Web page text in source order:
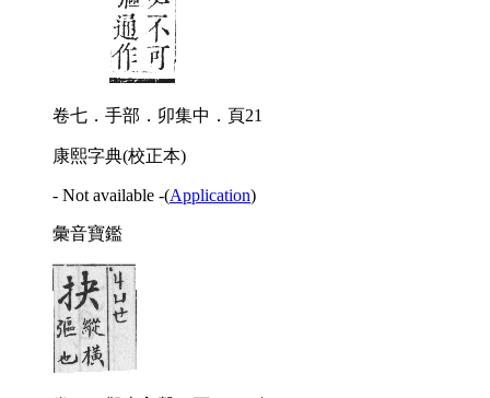
卷七．手部．卯集中．頁21
康熙字典(校正本)
- Not available -(Application)
彙音寶鑑